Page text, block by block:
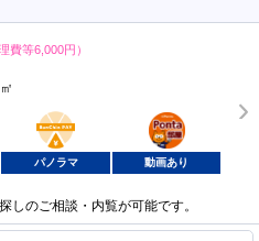
費等6,000円）
BunChinPAY
ポンタ
部屋
パノラマ 動画あり
しのご相談・内覧が可能です。